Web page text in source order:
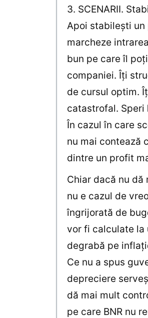
3. SCENARII.
Apoi stabileşti un
marcheze
bun pe care îl
companiei. Îţi
de cursul optim.
catastrofal. Speri
În cazul în care
nu mai contează
dintre un profit
Chiar dacă nu
nu e cazul de
îngrijorată de
vor fi calculate la
degrabă pe
Ce nu a spus
depreciere
dă mai mult
pe care BNR nu